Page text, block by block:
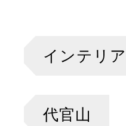
インテリア
代官山